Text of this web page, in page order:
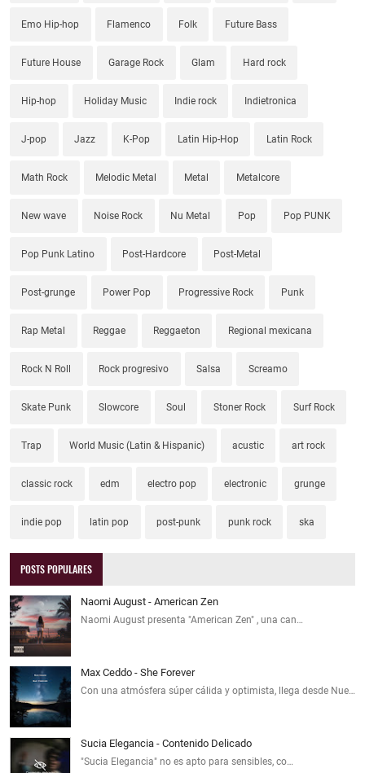
Emo Hip-hop Flamenco Folk Future Bass
Future House Garage Rock Glam Hard rock
Hip-hop Holiday Music Indie rock Indietronica
J-pop Jazz K-Pop Latin Hip-Hop Latin Rock
Math Rock Melodic Metal Metal Metalcore
New wave Noise Rock Nu Metal Pop Pop PUNK
Pop Punk Latino Post-Hardcore Post-Metal
Post-grunge Power Pop Progressive Rock Punk
Rap Metal Reggae Reggaeton Regional mexicana
Rock N Roll Rock progresivo Salsa Screamo
Skate Punk Slowcore Soul Stoner Rock Surf Rock
Trap World Music (Latin & Hispanic) acustic art rock
classic rock edm electro pop electronic grunge
indie pop latin pop post-punk punk rock ska
POSTS POPULARES
Naomi August - American Zen
Naomi August presenta "American Zen" , una can…
Max Ceddo - She Forever
Con una atmósfera súper cálida y optimista, llega desde Nue…
Sucia Elegancia - Contenido Delicado
"Sucia Elegancia" no es apto para sensibles, co…